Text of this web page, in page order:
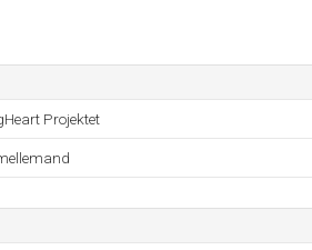
Projektet